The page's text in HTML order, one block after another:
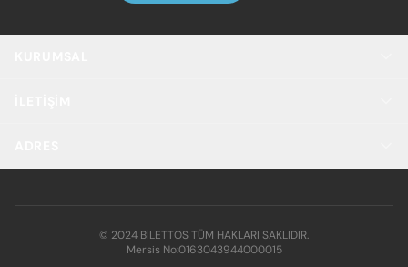
© 2024 BİLETTOS TÜM HAKLARI SAKLIDIR.
Mersis No:0163043944000015